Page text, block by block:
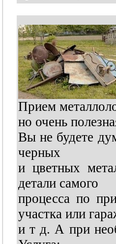
Прием
но очень
Вы не будете
черных
и цветных
детали самого
процесса по
участка или
и т д. А при